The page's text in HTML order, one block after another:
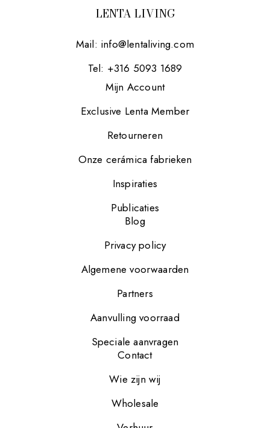
LENTA LIVING
Mail: info@lentaliving.com
Tel: +316 5093 1689
Mijn Account
Exclusive Lenta Member
Retourneren
Onze cerámica fabrieken
Inspiraties
Publicaties
Blog
Privacy policy
Algemene voorwaarden
Partners
Aanvulling voorraad
Speciale aanvragen
Contact
Wie zijn wij
Wholesale